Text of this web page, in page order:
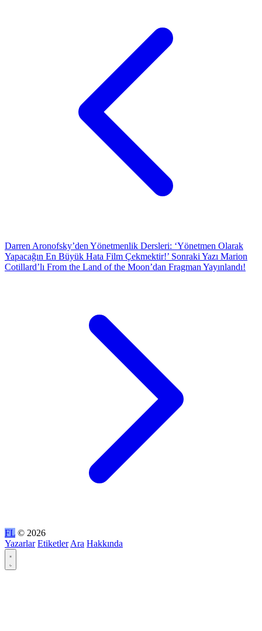
Darren Aronofsky’den Yönetmenlik Dersleri: ‘Yönetmen Olarak
Yapacağın En Büyük Hata Film Çekmektir!’ Sonraki Yazı Marion
Cotillard’lı From the Land of the Moon’dan Fragman Yayınlandı!
FL © 2026
Yazarlar Etiketler Ara Hakkında